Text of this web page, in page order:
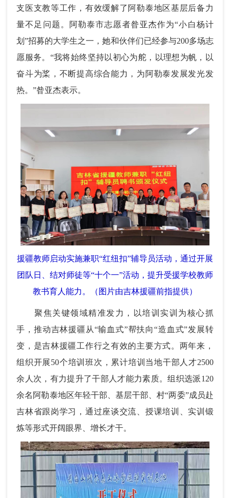
支医支教等工作，有效缓解了阿勒泰地区基层后备力
量不足问题。阿勒泰市志愿者昝亚杰作为“小白杨计
划”招募的大学生之一，她和伙伴们已经参与200多场志
愿服务。“我将始终坚持以初心为舵，以理想为帆，以
奋斗为桨，不断提高综合能力，为阿勒泰发展发光发
热。”昝亚杰表示。
援疆教师启动实施兼职“红纽扣”辅导员活动，通过开展
团队日、结对师徒等“十个一”活动，提升受援学校教师
教书育人能力。（图片由吉林援疆前指提供）
聚焦关键领域精准发力，以培训实训为核心抓
手，推动吉林援疆从“输血式”帮扶向“造血式”发展转
变，是吉林援疆工作行之有效的主要方式。两年来，
组织开展50个培训班次，累计培训当地干部人才2500
余人次，有力提升了干部人才能力素质。组织选派120
余名阿勒泰地区年轻干部、基层干部、村“两委”成员赴
吉林省跟岗学习，通过座谈交流、授课培训、实训锻
炼等形式开阔眼界、增长才干。